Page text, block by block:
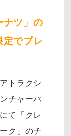
ナツ」の
定でプレ
トラクシ
チャーパ
て「クレ
ク」のチ